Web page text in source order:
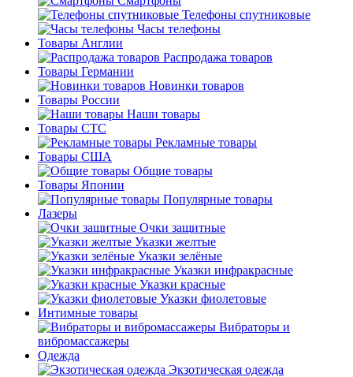
Телефоны спутниковые
Часы телефоны
Товары Англии
Распродажа товаров
Товары Германии
Новинки товаров
Товары России
Наши товары
Товары СТС
Рекламные товары
Товары США
Общие товары
Товары Японии
Популярные товары
Лазеры
Очки защитные
Указки желтые
Указки зелёные
Указки инфракрасные
Указки красные
Указки фиолетовые
Интимные товары
Вибраторы и
вибромассажеры
Одежда
Экзотическая одежда